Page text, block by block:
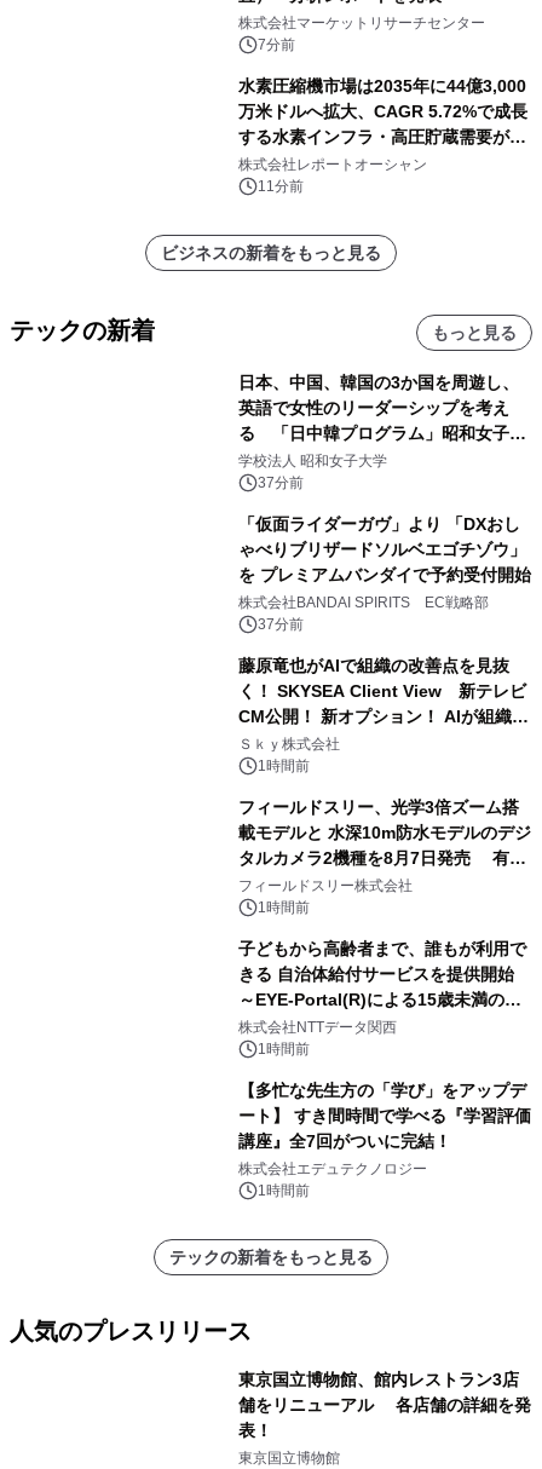
株式会社マーケットリサーチセンター
7分前
水素圧縮機市場は2035年に44億3,000
万米ドルへ拡大、CAGR 5.72%で成長
する水素インフラ・高圧貯蔵需要が牽
引する市場
株式会社レポートオーシャン
11分前
ビジネスの新着をもっと見る
テックの新着 もっと見る
日本、中国、韓国の3か国を周遊し、
英語で女性のリーダーシップを考え
る 「日中韓プログラム」昭和女子大
学で開催
学校法人 昭和女子大学
37分前
「仮面ライダーガヴ」より 「DXおし
ゃべりブリザードソルベエゴチゾウ」
を プレミアムバンダイで予約受付開始
株式会社BANDAI SPIRITS EC戦略部
37分前
藤原竜也がAIで組織の改善点を見抜
く！ SKYSEA Client View 新テレビ
CM公開！ 新オプション！ AIが組織の
業務実態を分析し労務改善を支援。 藤
原竜也メイキング動画公開 「もしAIが
る自信がある」「昨年の夏はカブトム
シを捕まえたり、虫と戦ったり…」
Ｓｋｙ株式会社
1時間前
フィールドスリー、光学3倍ズーム搭
載モデルと 水深10m防水モデルのデジ
タルカメラ2機種を8月7日発売 有効
約1300万画素、用途別に選べるコンデ
ジ新登場
フィールドスリー株式会社
1時間前
子どもから高齢者まで、誰もが利用で
きる 自治体給付サービスを提供開始
～EYE-Portal(R)による15歳未満の本
人認証と デジタルデバイド対策で実現
～
株式会社NTTデータ関西
1時間前
【多忙な先生方の「学び」をアップデ
ート】 すき間時間で学べる『学習評価
講座』全7回がついに完結！
株式会社エデュテクノロジー
1時間前
テックの新着をもっと見る
人気のプレスリリース
東京国立博物館、館内レストラン3店
舗をリニューアル 各店舗の詳細を発
表！
東京国立博物館